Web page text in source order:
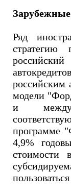
Ряд
стратегию
российским
модели
и
программе
4,9%
стоимости